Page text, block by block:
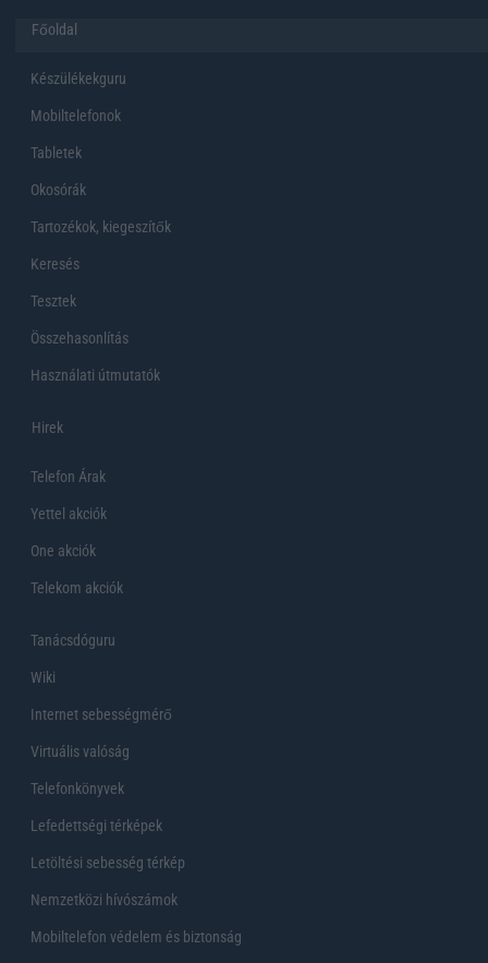
Főoldal
Készülékekguru
Mobiltelefonok
Tabletek
Okosórák
Tartozékok, kiegeszítők
Keresés
Tesztek
Összehasonlítás
Használati útmutatók
Hirek
Telefon Árak
Yettel akciók
One akciók
Telekom akciók
Tanácsdóguru
Wiki
Internet sebességmérő
Virtuális valóság
Telefonkönyvek
Lefedettségi térképek
Letöltési sebesség térkép
Nemzetközi hívószámok
Mobiltelefon védelem és biztonság